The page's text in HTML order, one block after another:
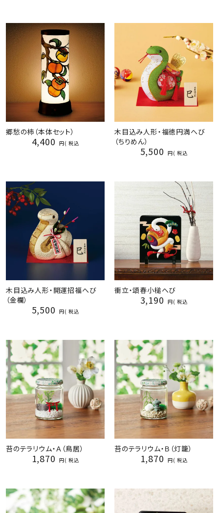
郷愁の柿（本体セット）
4,400 税込
木目込み人形・福徳円満へび
（ちりめん）
5,500 税込
木目込み人形・開運招福へび
（金欄）
5,500 税込
衝立・頌春小槌へび
3,190 税込
苔のテラリウム・Ａ（鳥居）
1,870 税込
苔のテラリウム・Ｂ（灯籠）
1,870 税込